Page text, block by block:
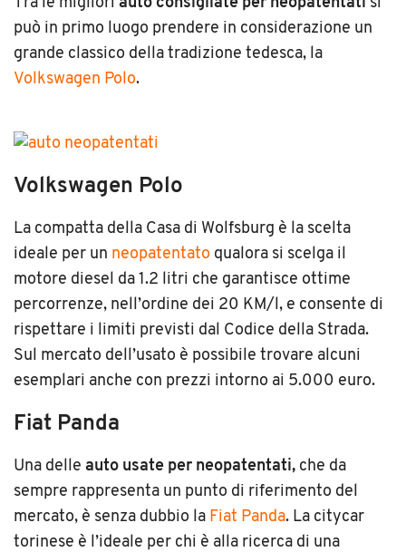
può in primo luogo prendere in considerazione un
grande classico della tradizione tedesca, la
Volkswagen Polo.
Volkswagen Polo
La compatta della Casa di Wolfsburg è la scelta
ideale per un neopatentato qualora si scelga il
motore diesel da 1.2 litri che garantisce ottime
percorrenze, nell’ordine dei 20 KM/l, e consente di
rispettare i limiti previsti dal Codice della Strada.
Sul mercato dell’usato è possibile trovare alcuni
esemplari anche con prezzi intorno ai 5.000 euro.
Fiat Panda
Una delle auto usate per neopatentati, che da
sempre rappresenta un punto di riferimento del
mercato, è senza dubbio la Fiat Panda. La citycar
torinese è l’ideale per chi è alla ricerca di una